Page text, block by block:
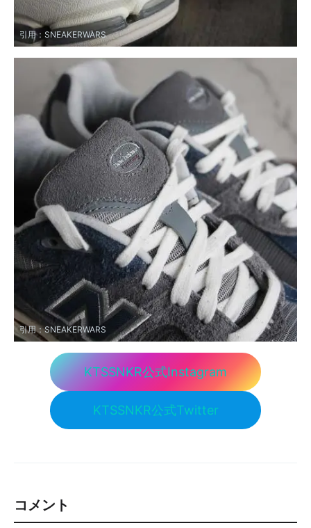
引用： SNEAKERWARS
引用：SNEAKERWARS
KTSSNKR公式Instagram
KTSSNKR公式Twitter
コメント